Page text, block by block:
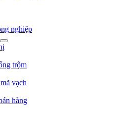
nghiệp
trộm
vạch
hàng